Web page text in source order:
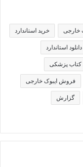
خرید استاندارد
دانلود استاندارد
کتاب پزشکی
فروش ایبوک خارجی
گزارش